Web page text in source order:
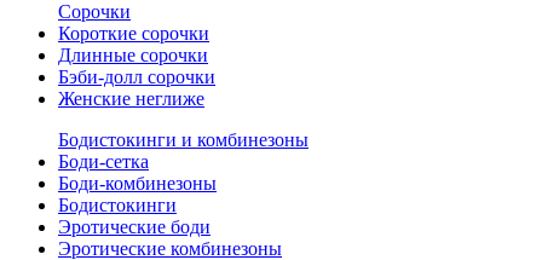
Сорочки
Короткие сорочки
Длинные сорочки
Бэби-долл сорочки
Женские неглиже
Бодистокинги и комбинезоны
Боди-сетка
Боди-комбинезоны
Бодистокинги
Эротические боди
Эротические комбинезоны